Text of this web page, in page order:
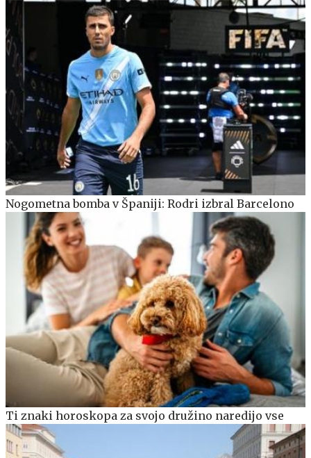
Nogometna bomba v Španiji: Rodri izbral Barcelono
Ti znaki horoskopa za svojo družino naredijo vse